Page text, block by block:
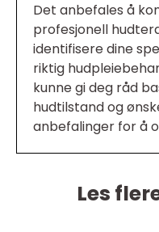
Det anbefales å
profesjonell
identifisere dine
riktig
kunne gi deg råd
hudtilstand og
anbefalinger for å
Les